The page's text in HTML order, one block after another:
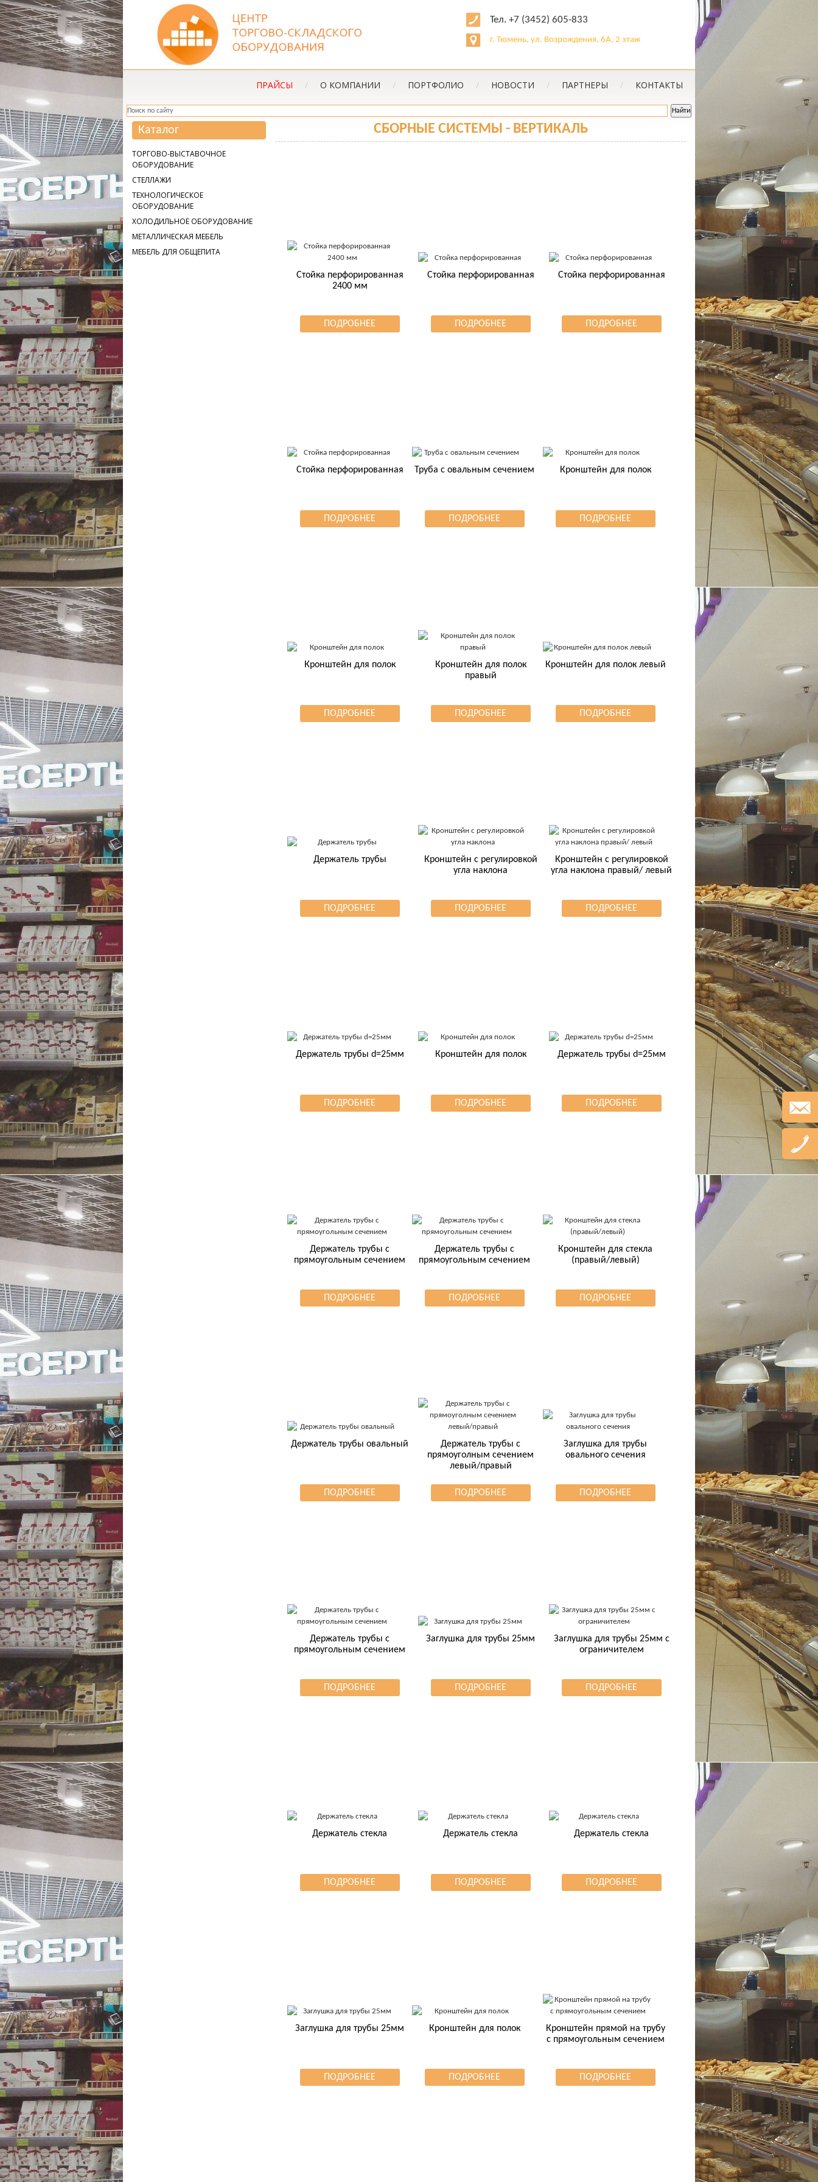
Тел. +7 (3452) 605-833
г. Тюмень, ул. Возрождения, 6А, 2 этаж
ПРАЙСЫ / О КОМПАНИИ / ПОРТФОЛИО / НОВОСТИ / ПАРТНЕРЫ / КОНТАКТЫ
Каталог
ТОРГОВО-ВЫСТАВОЧНОЕ
ОБОРУДОВАНИЕ
СТЕЛЛАЖИ
ТЕХНОЛОГИЧЕСКОЕ
ОБОРУДОВАНИЕ
ХОЛОДИЛЬНОЕ ОБОРУДОВАНИЕ
МЕТАЛЛИЧЕСКАЯ МЕБЕЛЬ
МЕБЕЛЬ ДЛЯ ОБЩЕПИТА
СБОРНЫЕ СИСТЕМЫ - ВЕРТИКАЛЬ
Стойка перфорированная
2400 мм
ПОДРОБНЕЕ
Стойка перфорированная
ПОДРОБНЕЕ
Стойка перфорированная
ПОДРОБНЕЕ
Стойка перфорированная
ПОДРОБНЕЕ
Труба с овальным сечением
ПОДРОБНЕЕ
Кронштейн для полок
ПОДРОБНЕЕ
Кронштейн для полок
ПОДРОБНЕЕ
Кронштейн для полок
правый
ПОДРОБНЕЕ
Кронштейн для полок левый
ПОДРОБНЕЕ
Держатель трубы
ПОДРОБНЕЕ
Кронштейн с регулировкой
угла наклона
ПОДРОБНЕЕ
Кронштейн с регулировкой
угла наклона правый/ левый
ПОДРОБНЕЕ
Держатель трубы d=25мм
ПОДРОБНЕЕ
Кронштейн для полок
ПОДРОБНЕЕ
Держатель трубы d=25мм
ПОДРОБНЕЕ
Держатель трубы с
прямоугольным сечением
ПОДРОБНЕЕ
Держатель трубы с
прямоугольным сечением
ПОДРОБНЕЕ
Кронштейн для стекла
(правый/левый)
ПОДРОБНЕЕ
Держатель трубы овальный
ПОДРОБНЕЕ
Держатель трубы с
прямоуголным сечением
левый/правый
ПОДРОБНЕЕ
Заглушка для трубы
овального сечения
ПОДРОБНЕЕ
Держатель трубы с
прямоугольным сечением
ПОДРОБНЕЕ
Заглушка для трубы 25мм
ПОДРОБНЕЕ
Заглушка для трубы 25мм с
ограничителем
ПОДРОБНЕЕ
Держатель стекла
ПОДРОБНЕЕ
Держатель стекла
ПОДРОБНЕЕ
Держатель стекла
ПОДРОБНЕЕ
Заглушка для трубы 25мм
ПОДРОБНЕЕ
Кронштейн для полок
ПОДРОБНЕЕ
Кронштейн прямой на трубу
с прямоугольным сечением
ПОДРОБНЕЕ